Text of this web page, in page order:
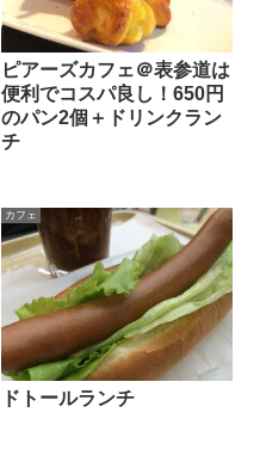
ピアーズカフェ＠表参道は
便利でコスパ良し！650円
のパン2個＋ドリンクラン
チ
カフェ
ドトールランチ